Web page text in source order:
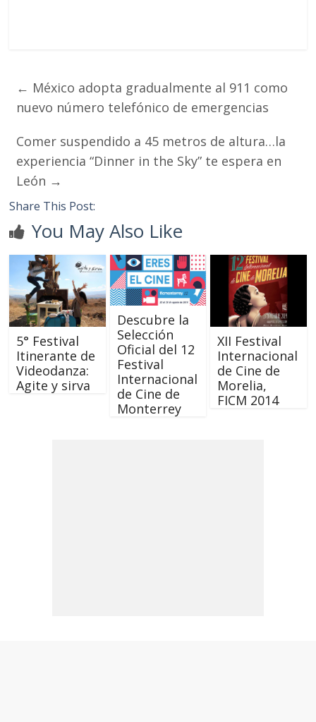
← México adopta gradualmente al 911 como
nuevo número telefónico de emergencias
Comer suspendido a 45 metros de altura…la
experiencia “Dinner in the Sky” te espera en
León →
Share This Post:
You May Also Like
5° Festival
Itinerante de
Videodanza:
Agite y sirva
Descubre la
Selección
Oficial del 12
Festival
Internacional
de Cine de
Monterrey
XII Festival
Internacional
de Cine de
Morelia,
FICM 2014